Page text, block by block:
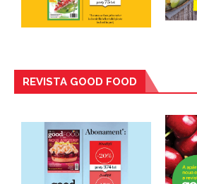
REVISTA GOOD FOOD